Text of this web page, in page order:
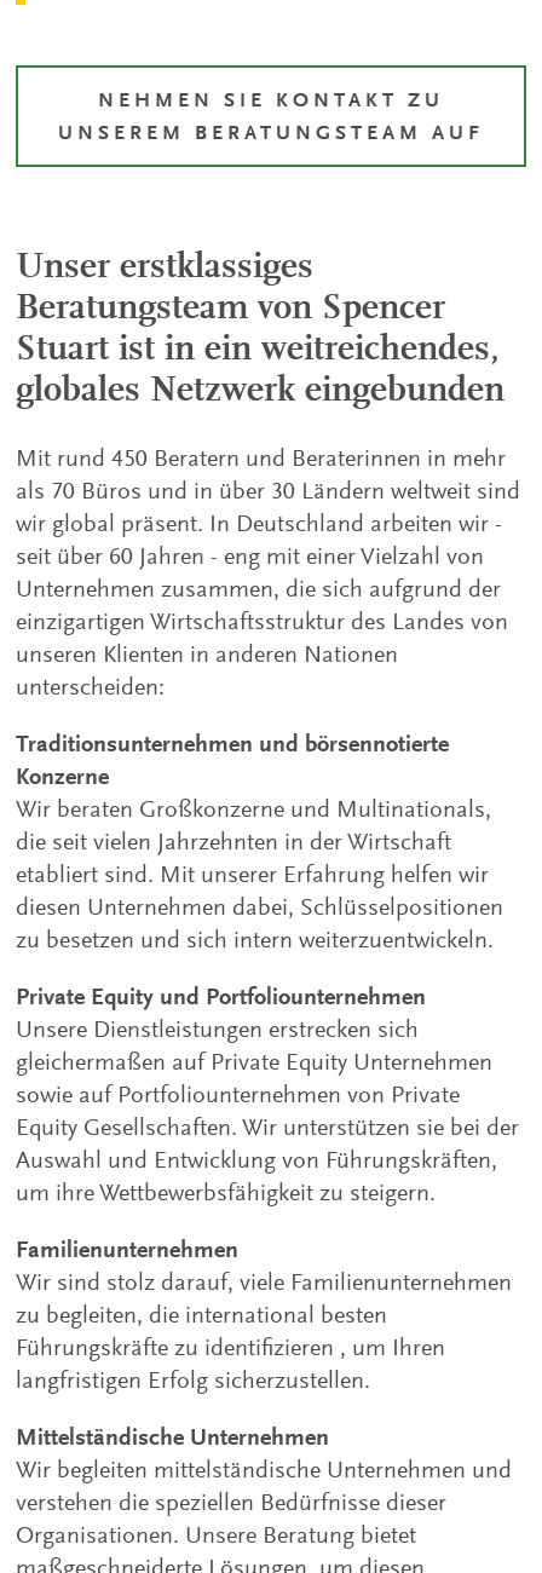
NEHMEN SIE KONTAKT ZU
UNSEREM BERATUNGSTEAM AUF
Unser erstklassiges
Beratungsteam von Spencer
Stuart ist in ein weitreichendes,
globales Netzwerk eingebunden
Mit rund 450 Beratern und Beraterinnen in mehr
als 70 Büros und in über 30 Ländern weltweit sind
wir global präsent. In Deutschland arbeiten wir -
seit über 60 Jahren - eng mit einer Vielzahl von
Unternehmen zusammen, die sich aufgrund der
einzigartigen Wirtschaftsstruktur des Landes von
unseren Klienten in anderen Nationen
unterscheiden:
Traditionsunternehmen und börsennotierte
Konzerne
Wir beraten Großkonzerne und Multinationals,
die seit vielen Jahrzehnten in der Wirtschaft
etabliert sind. Mit unserer Erfahrung helfen wir
diesen Unternehmen dabei, Schlüsselpositionen
zu besetzen und sich intern weiterzuentwickeln.
Private Equity und Portfoliounternehmen
Unsere Dienstleistungen erstrecken sich
gleichermaßen auf Private Equity Unternehmen
sowie auf Portfoliounternehmen von Private
Equity Gesellschaften. Wir unterstützen sie bei der
Auswahl und Entwicklung von Führungskräften,
um ihre Wettbewerbsfähigkeit zu steigern.
Familienunternehmen
Wir sind stolz darauf, viele Familienunternehmen
zu begleiten, die international besten
Führungskräfte zu identifizieren , um Ihren
langfristigen Erfolg sicherzustellen.
Mittelständische Unternehmen
Wir begleiten mittelständische Unternehmen und
verstehen die speziellen Bedürfnisse dieser
Organisationen. Unsere Beratung bietet